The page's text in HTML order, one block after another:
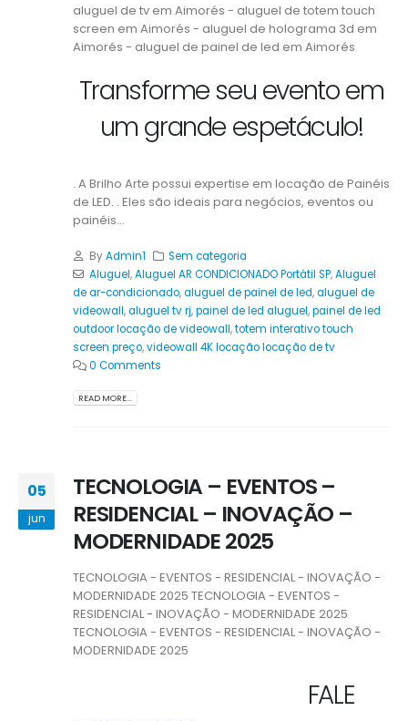
aluguel de tv em Aimorés - aluguel de totem touch
screen em Aimorés - aluguel de holograma 3d em
Aimorés - aluguel de painel de led em Aimorés
Transforme seu evento em
um grande espetáculo!
. A Brilho Arte possui expertise em locação de Painéis
de LED. . Eles são ideais para negócios, eventos ou
painéis...
ByAdmin1
Sem categoria
Aluguel,Aluguel AR CONDICIONADO Portátil SP,Aluguel
de ar-condicionado,aluguel de painel de led,aluguel de
videowall,aluguel tv rj,painel de led aluguel,painel de led
outdoor locação de videowall,totem interativo touch
screen preço,videowall 4K locação locação de tv
0 Comments
READ MORE...
05
jun
TECNOLOGIA – EVENTOS –
RESIDENCIAL – INOVAÇÃO –
MODERNIDADE 2025
TECNOLOGIA - EVENTOS - RESIDENCIAL - INOVAÇÃO -
MODERNIDADE 2025 TECNOLOGIA - EVENTOS -
RESIDENCIAL - INOVAÇÃO - MODERNIDADE 2025
TECNOLOGIA - EVENTOS - RESIDENCIAL - INOVAÇÃO -
MODERNIDADE 2025
FALE